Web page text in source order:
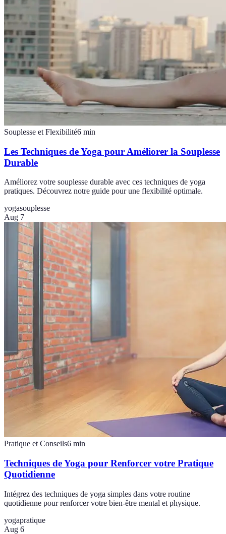
Souplesse et Flexibilité6 min
Les Techniques de Yoga pour Améliorer la Souplesse
Durable
Améliorez votre souplesse durable avec ces techniques de yoga
pratiques. Découvrez notre guide pour une flexibilité optimale.
yogasouplesse
Aug 7
Pratique et Conseils6 min
Techniques de Yoga pour Renforcer votre Pratique
Quotidienne
Intégrez des techniques de yoga simples dans votre routine
quotidienne pour renforcer votre bien-être mental et physique.
yogapratique
Aug 6